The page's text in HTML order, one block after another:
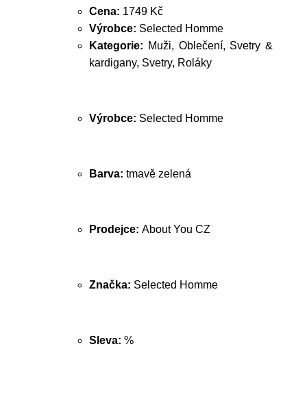
Cena: 1749 Kč
Výrobce: Selected Homme
Kategorie: Muži, Oblečení, Svetry &
kardigany, Svetry, Roláky
Výrobce: Selected Homme
Barva: tmavě zelená
Prodejce: About You CZ
Značka: Selected Homme
Sleva: %